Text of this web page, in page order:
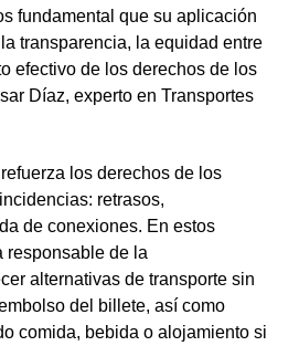
fundamental que su aplicación
transparencia, la equidad entre
efectivo de los derechos de los
Díaz, experto en Transportes
refuerza los derechos de los
retrasos,
de conexiones. En estos
responsable de la
alternativas de transporte sin
del billete, así como
comida, bebida o alojamiento si